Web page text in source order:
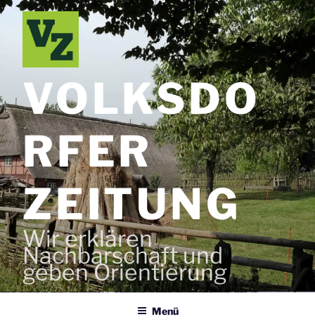
Zum
Inhalt
springen
VOLKSDO
RFER
ZEITUNG
Wir erklären
Nachbarschaft und
geben Orientierung
Menü